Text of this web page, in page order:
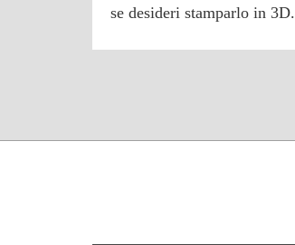
se desideri stamparlo in 3D.